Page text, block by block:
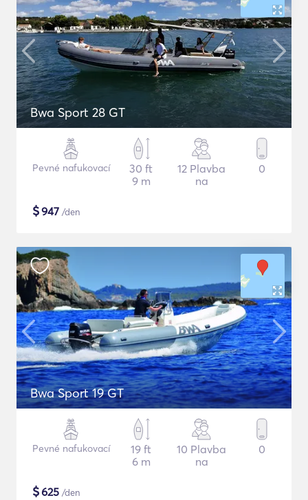
Bwa Sport 28 GT
Pevné nafukovací
30 ft
9 m
12 Plavba
na
0
$947 /den
Bwa Sport 19 GT
Pevné nafukovací
19 ft
6 m
10 Plavba
na
0
$625 /den